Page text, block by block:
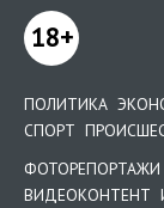
18+
ПОЛИТИКА
СПОРТ
ФОТОРЕПОРТАЖИ
ВИДЕОКОНТЕНТ